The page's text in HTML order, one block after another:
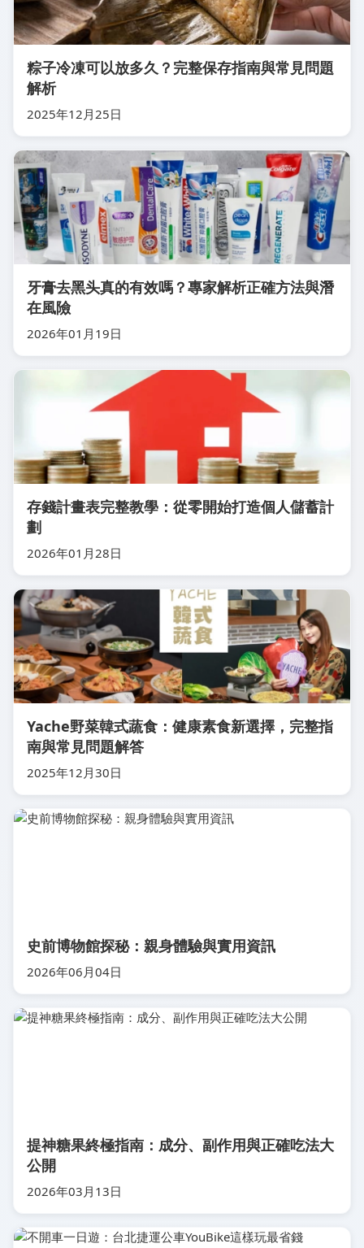
粽子冷凍可以放多久？完整保存指南與常見問題
解析
2025年12月25日
牙膏去黑头真的有效嗎？專家解析正確方法與潛
在風險
2026年01月19日
存錢計畫表完整教學：從零開始打造個人儲蓄計
劃
2026年01月28日
Yache野菜韓式蔬食：健康素食新選擇，完整指
南與常見問題解答
2025年12月30日
史前博物館探秘：親身體驗與實用資訊
2026年06月04日
提神糖果終極指南：成分、副作用與正確吃法大
公開
2026年03月13日